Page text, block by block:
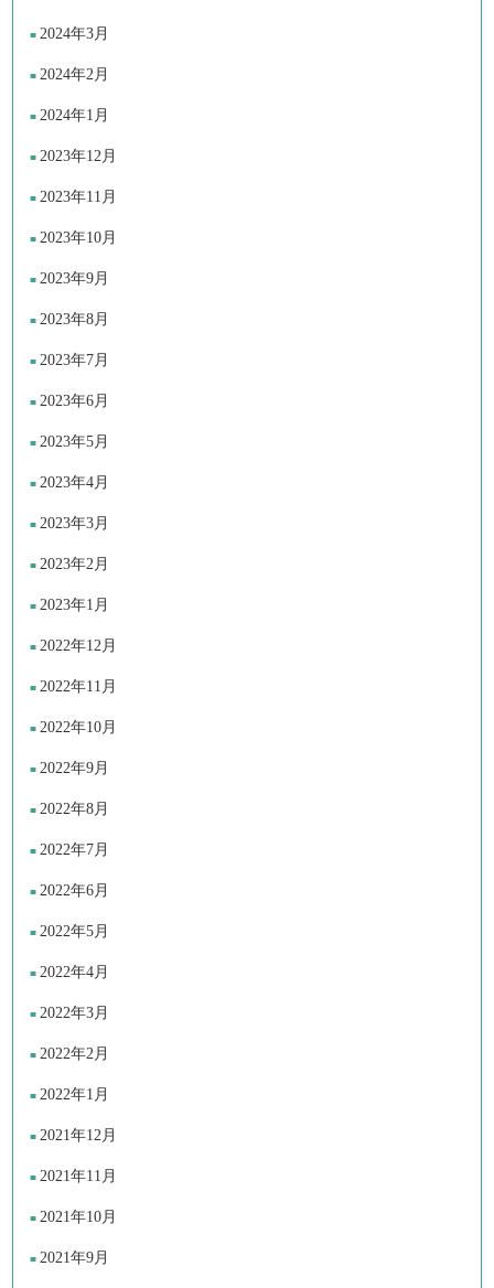
2024年3月
2024年2月
2024年1月
2023年12月
2023年11月
2023年10月
2023年9月
2023年8月
2023年7月
2023年6月
2023年5月
2023年4月
2023年3月
2023年2月
2023年1月
2022年12月
2022年11月
2022年10月
2022年9月
2022年8月
2022年7月
2022年6月
2022年5月
2022年4月
2022年3月
2022年2月
2022年1月
2021年12月
2021年11月
2021年10月
2021年9月